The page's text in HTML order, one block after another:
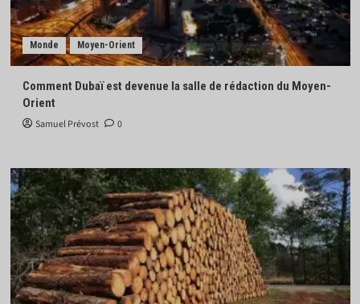
Monde Moyen-Orient
Comment Dubaï est devenue la salle de rédaction du Moyen-
Orient
Samuel Prévost 0